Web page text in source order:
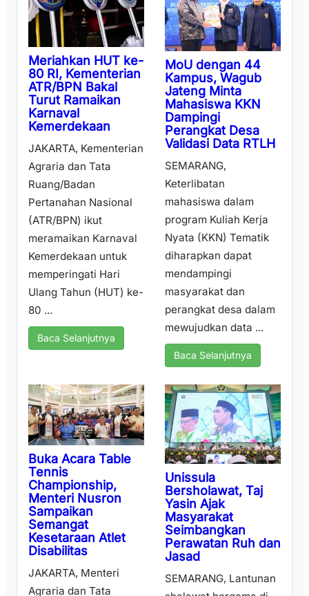
Meriahkan HUT ke-
80 RI, Kementerian
ATR/BPN Bakal
Turut Ramaikan
Karnaval
Kemerdekaan
JAKARTA, Kementerian
Agraria dan Tata
Ruang/Badan
Pertanahan Nasional
(ATR/BPN) ikut
meramaikan Karnaval
Kemerdekaan untuk
memperingati Hari
Ulang Tahun (HUT) ke-
80 ...
Baca Selanjutnya
MoU dengan 44
Kampus, Wagub
Jateng Minta
Mahasiswa KKN
Dampingi
Perangkat Desa
Validasi Data RTLH
SEMARANG,
Keterlibatan
mahasiswa dalam
program Kuliah Kerja
Nyata (KKN) Tematik
diharapkan dapat
mendampingi
masyarakat dan
perangkat desa dalam
mewujudkan data ...
Baca Selanjutnya
Buka Acara Table
Tennis
Championship,
Menteri Nusron
Sampaikan
Semangat
Kesetaraan Atlet
Disabilitas
JAKARTA, Menteri
Agraria dan Tata
Unissula
Bersholawat, Taj
Yasin Ajak
Masyarakat
Seimbangkan
Perawatan Ruh dan
Jasad
SEMARANG, Lantunan